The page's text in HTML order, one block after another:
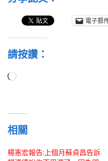
電子郵
請按讚：
正
相關
楊憲宏報告:上個月蘇貞昌告訴